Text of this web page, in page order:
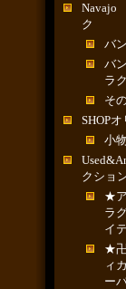
Navajo
ク
バ
バ
ラ
そ
SHOP
小
クショ
★
ラ
イ
★
ィ
ー